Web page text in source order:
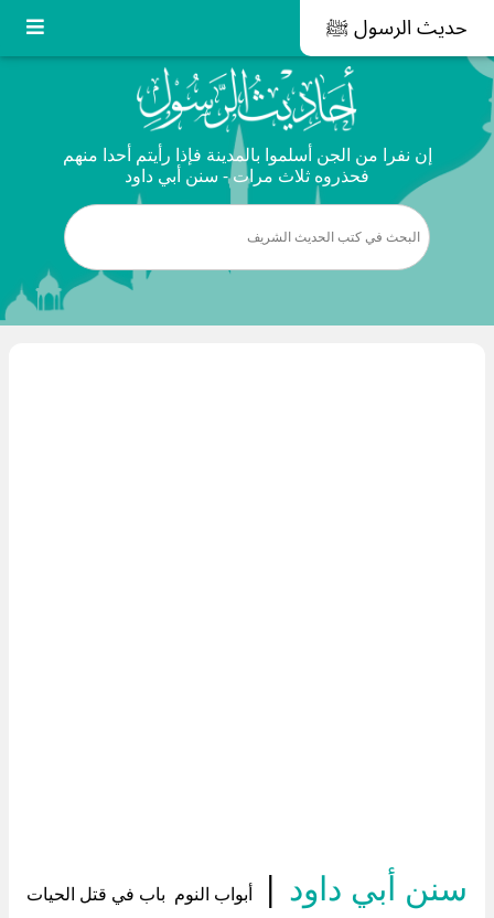
حديث الرسول ﷺ
إن نفرا من الجن أسلموا بالمدينة فإذا رأيتم أحدا منهم
فحذروه ثلاث مرات - سنن أبي داود
سنن أبي داود |
أبواب النوم باب في قتل الحيات